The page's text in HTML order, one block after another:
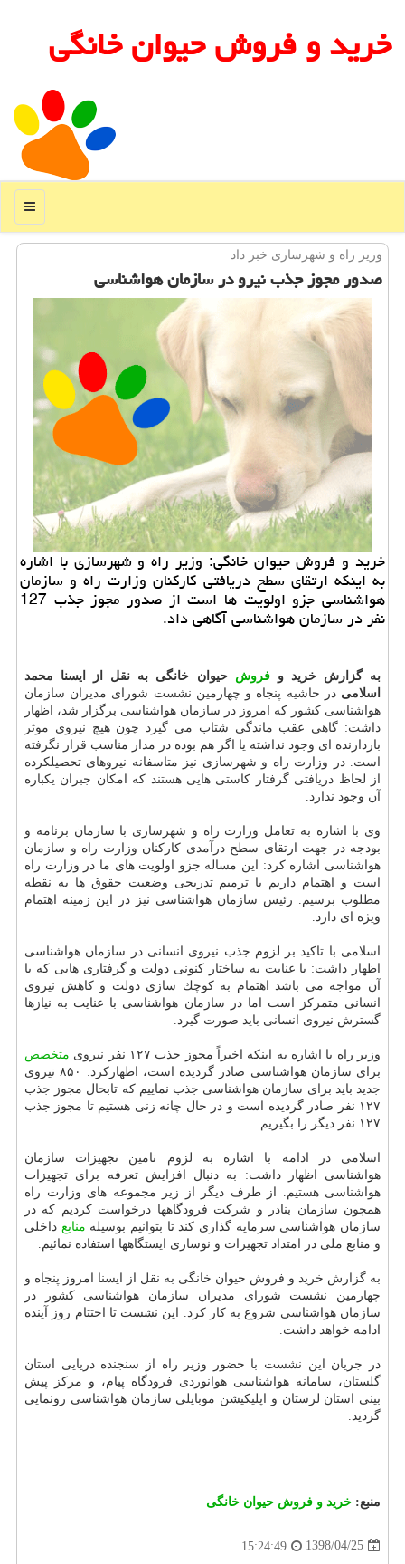
خرید و فروش حیوان خانگی
منو
وزیر راه و شهرسازی خبر داد
صدور مجوز جذب نیرو در سازمان هواشناسی
خرید و فروش حیوان خانگی: وزیر راه و شهرسازی با اشاره
به اینكه ارتقای سطح دریافتی كاركنان وزارت راه و سازمان
هواشناسی جزو اولویت ها است از صدور مجوز جذب 127
نفر در سازمان هواشناسی آگاهی داد.
به گزارش خرید وفروش حیوان خانگی به نقل از ایسنا محمد
اسلامی در حاشیه پنجاه و چهارمین نشست شورای مدیران سازمان
هواشناسی كشور كه امروز در سازمان هواشناسی برگزار شد، اظهار
داشت: گاهی عقب ماندگی شتاب می گیرد چون هیچ نیروی موثر
بازدارنده ای وجود نداشته یا اگر هم بوده در مدار مناسب قرار نگرفته
است. در وزارت راه و شهرسازی نیز متاسفانه نیروهای تحصیلكرده
از لحاظ دریافتی گرفتار كاستی هایی هستند كه امكان جبران یكباره
آن وجود ندارد.
وی با اشاره به تعامل وزارت راه و شهرسازی با سازمان برنامه و
بودجه در جهت ارتقای سطح درآمدی كاركنان وزارت راه و سازمان
هواشناسی اشاره كرد: این مساله جزو اولویت های ما در وزارت راه
است و اهتمام داریم با ترمیم تدریجی وضعیت حقوق ها به نقطه
مطلوب برسیم. رئیس سازمان هواشناسی نیز در این زمینه اهتمام
ویژه ای دارد.
اسلامی با تاكید بر لزوم جذب نیروی انسانی در سازمان هواشناسی
اظهار داشت: با عنایت به ساختار كنونی دولت و گرفتاری هایی كه با
آن مواجه می باشد اهتمام به كوچك سازی دولت و كاهش نیروی
انسانی متمركز است اما در سازمان هواشناسی با عنایت به نیازها
گسترش نیروی انسانی باید صورت گیرد.
وزیر راه با اشاره به اینكه اخیراً مجوز جذب ۱۲۷ نفر نیروی
متخصص
برای سازمان هواشناسی صادر گردیده است، اظهاركرد: ۸۵۰ نیروی
جدید باید برای سازمان هواشناسی جذب نماییم كه تابحال مجوز جذب
۱۲۷ نفر صادر گردیده است و در حال چانه زنی هستیم تا مجوز جذب
۱۲۷ نفر دیگر را بگیریم.
اسلامی در ادامه با اشاره به لزوم تامین تجهیزات سازمان
هواشناسی اظهار داشت: به دنبال افزایش تعرفه برای تجهیزات
هواشناسی هستیم. از طرف دیگر از زیر مجموعه های وزارت راه
همچون سازمان بنادر و شركت فرودگاهها درخواست كردیم كه در
سازمان هواشناسی سرمایه گذاری كند تا بتوانیم بوسیله منابع داخلی
و منابع ملی در امتداد تجهیزات و نوسازی ایستگاهها استفاده نمائیم.
به گزارش خرید و فروش حیوان خانگی به نقل از ایسنا امروز پنجاه و
چهارمین نشست شورای مدیران سازمان هواشناسی كشور در
سازمان هواشناسی شروع به كار كرد. این نشست تا اختتام روز آینده
ادامه خواهد داشت.
در جریان این نشست با حضور وزیر راه از سنجنده دریایی استان
گلستان، سامانه هواشناسی هوانوردی فرودگاه پیام، و مركز پیش
بینی استان لرستان و اپلیكیشن موبایلی سازمان هواشناسی رونمایی
گردید.
منبع: خرید و فروش حیوان خانگی
1398/04/25
15:24:49